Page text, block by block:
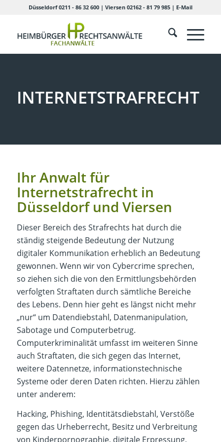
Düsseldorf 0211 - 86 32 600| Viersen 02162 - 81 79 985| E-Mail
INTERNETSTRAFRECHT
Ihr Anwalt für
Internetstrafrecht in
Düsseldorf und Viersen
Dieser Bereich des Strafrechts hat durch die
ständig steigende Bedeutung der Nutzung
digitaler Kommunikation erheblich an Bedeutung
gewonnen. Wenn wir von Cybercrime sprechen,
so ziehen sich die von den Ermittlungsbehörden
verfolgten Straftaten durch sämtliche Bereiche
des Lebens. Denn hier geht es längst nicht mehr
„nur“ um Datendiebstahl, Datenmanipulation,
Sabotage und Computerbetrug.
Computerkriminalität umfasst im weiteren Sinne
auch Straftaten, die sich gegen das Internet,
weitere Datennetze, informationstechnische
Systeme oder deren Daten richten. Hierzu zählen
unter anderem:
Hacking, Phishing, Identitätsdiebstahl, Verstöße
gegen das Urheberrecht, Besitz und Verbreitung
von Kinderpornographie, digitale Erpressung,